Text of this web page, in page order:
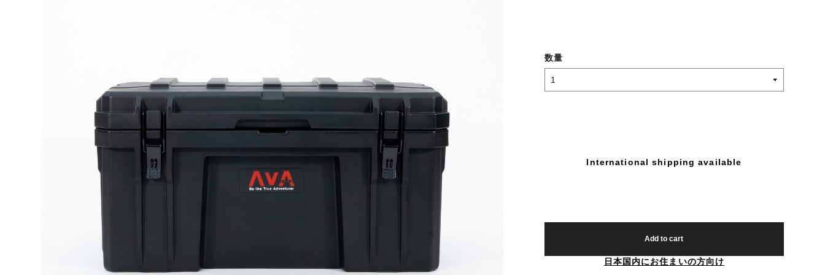
数量
International shipping available
Add to cart
日本国内にお住まいの方向け